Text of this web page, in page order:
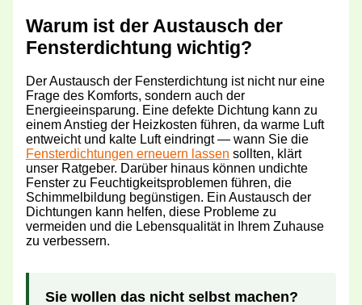
Warum ist der Austausch der
Fensterdichtung wichtig?
Der Austausch der Fensterdichtung ist nicht nur eine
Frage des Komforts, sondern auch der
Energieeinsparung. Eine defekte Dichtung kann zu
einem Anstieg der Heizkosten führen, da warme Luft
entweicht und kalte Luft eindringt — wann Sie die
Fensterdichtungen erneuern lassen sollten, klärt
unser Ratgeber. Darüber hinaus können undichte
Fenster zu Feuchtigkeitsproblemen führen, die
Schimmelbildung begünstigen. Ein Austausch der
Dichtungen kann helfen, diese Probleme zu
vermeiden und die Lebensqualität in Ihrem Zuhause
zu verbessern.
Sie wollen das nicht selbst machen?